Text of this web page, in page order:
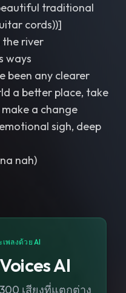
traditional
cords))]
the river
ways
been any clearer
a better place, take
a change
sigh, deep
nah)
พลงด้วย AI
AI
เสียงที่แตกต่าง